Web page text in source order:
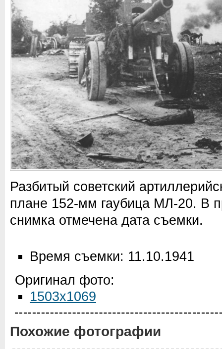
Разбитый советский
плане 152-мм гаубица МЛ-20. В
снимка отмечена дата съемки.
Время съемки: 11.10.1941
Оригинал фото:
1503x1069
Похожие фотографии